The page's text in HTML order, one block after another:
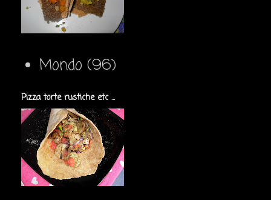
Mondo (96)
Pizza torte rustiche etc ...